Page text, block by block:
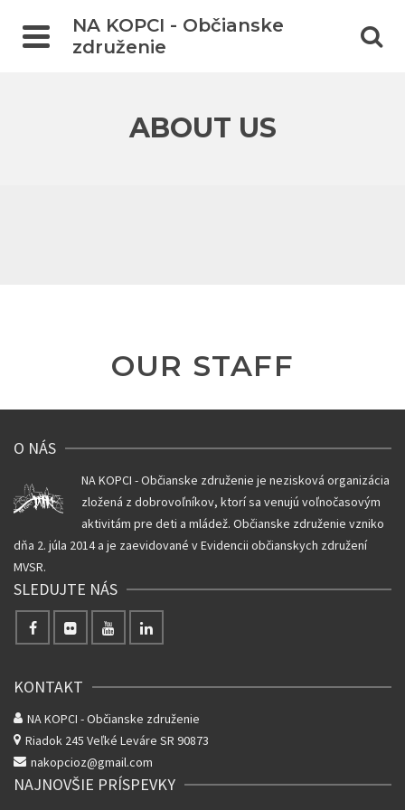
NA KOPCI - Občianske
združenie
ABOUT US
OUR STAFF
O NÁS
NA KOPCI - Občianske združenie je nezisková organizácia
zložená z dobrovoľníkov, ktorí sa venujú voľnočasovým
aktivitám pre deti a mládež. Občianske združenie vzniko
dňa 2. júla 2014 a je zaevidované v Evidencii občianskych združení
MVSR.
SLEDUJTE NÁS
KONTAKT
NA KOPCI - Občianske združenie
Riadok 245 Veľké Leváre SR 90873
nakopcioz@gmail.com
NAJNOVŠIE PRÍSPEVKY